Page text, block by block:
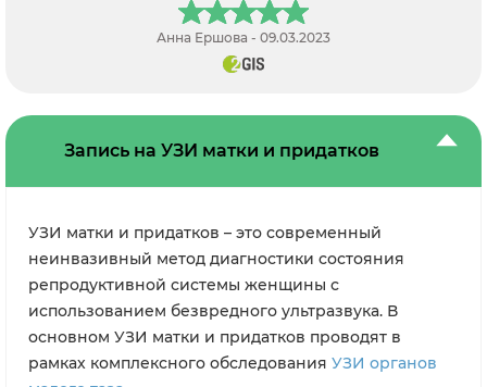
Анна Ершова - 09.03.2023
Запись на УЗИ матки и придатков
УЗИ матки и придатков – это современный
неинвазивный метод диагностики состояния
репродуктивной системы женщины с
использованием безвредного ультразвука. В
основном УЗИ матки и придатков проводят в
рамках комплексного обследования УЗИ органов